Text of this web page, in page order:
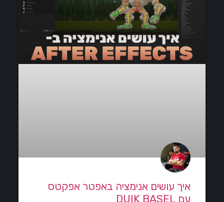
איך עושים אנימציה באפטר אפקטס
עם DUIK BASEL